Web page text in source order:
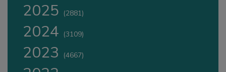
2025 (2881)
2024 (3109)
2023 (4667)